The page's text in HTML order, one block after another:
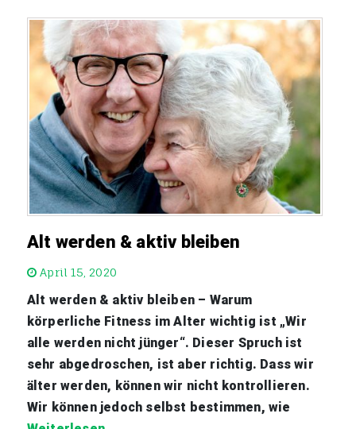
Alt werden & aktiv bleiben
April 15, 2020
Alt werden & aktiv bleiben – Warum
körperliche Fitness im Alter wichtig ist „Wir
alle werden nicht jünger“. Dieser Spruch ist
sehr abgedroschen, ist aber richtig. Dass wir
älter werden, können wir nicht kontrollieren.
Wir können jedoch selbst bestimmen, wie